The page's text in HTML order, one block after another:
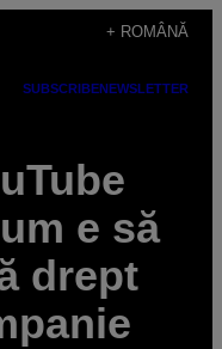
+ ROMÂNĂ
SUBSCRIBENEWSLETTER
e să
drept